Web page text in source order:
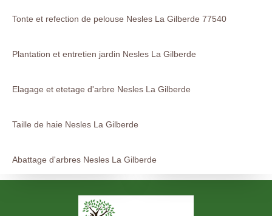
Tonte et refection de pelouse Nesles La Gilberde 77540
Plantation et entretien jardin Nesles La Gilberde
Elagage et etetage d'arbre Nesles La Gilberde
Taille de haie Nesles La Gilberde
Abattage d'arbres Nesles La Gilberde